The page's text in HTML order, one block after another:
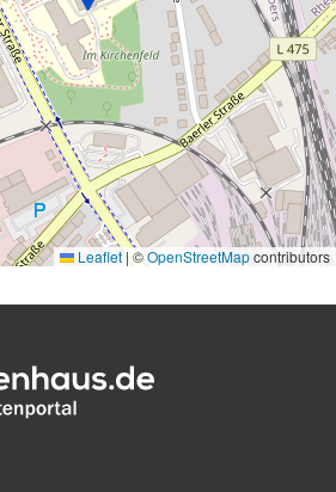
Leaflet| ©OpenStreetMapcontributors